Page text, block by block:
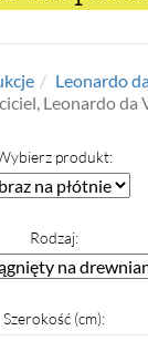
Leonardo
Leonardo da
produkt:
Rodzaj:
Szerokość (cm):